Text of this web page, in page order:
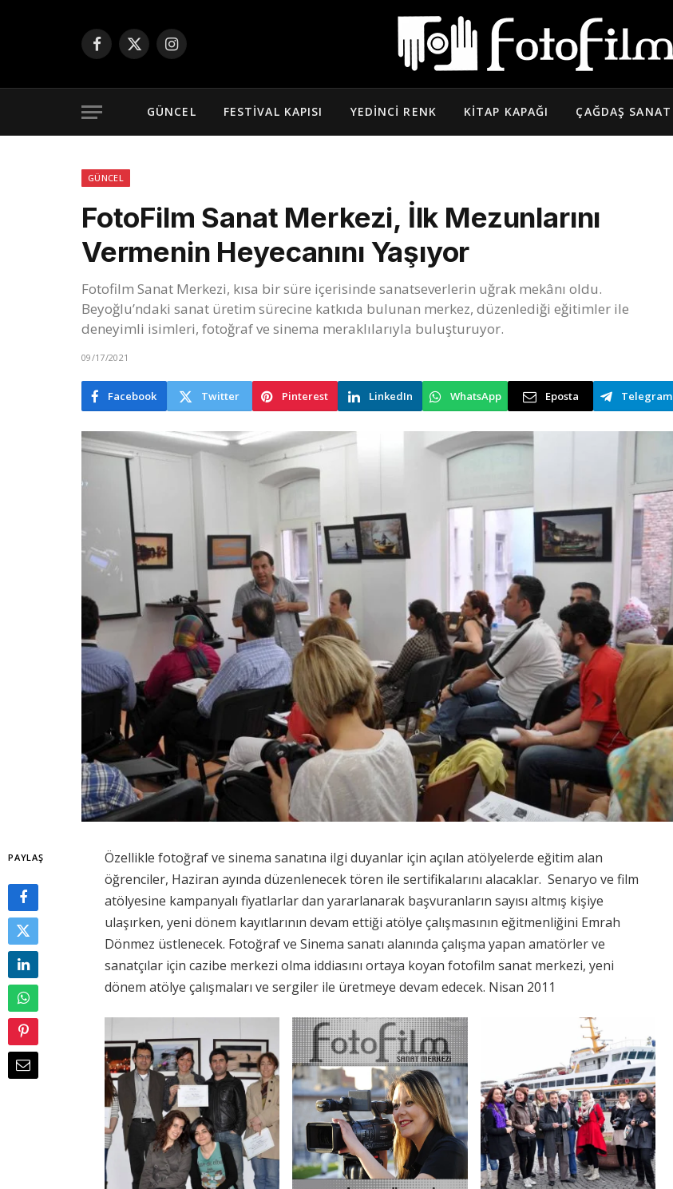
Facebook
X
Instagram
GÜNCEL FESTIVAL KAPISI YEDINCI RENK KITAP KAPAĞI ÇAĞDAŞ SANAT
GÜNCEL
FotoFilm Sanat Merkezi, İlk Mezunlarını
Vermenin Heyecanını Yaşıyor
Fotofilm Sanat Merkezi, kısa bir süre içerisinde sanatseverlerin uğrak mekânı oldu.
Beyoğlu’ndaki sanat üretim sürecine katkıda bulunan merkez, düzenlediği eğitimler ile
deneyimli isimleri, fotoğraf ve sinema meraklılarıyla buluşturuyor.
09/17/2021
Facebook Twitter Pinterest LinkedIn WhatsApp Eposta Telegram
PAYLAŞ
Özellikle fotoğraf ve sinema sanatına ilgi duyanlar için açılan atölyelerde eğitim alan
öğrenciler, Haziran ayında düzenlenecek tören ile sertifikalarını alacaklar. Senaryo ve film
atölyesine kampanyalı fiyatlarlar dan yararlanarak başvuranların sayısı altmış kişiye
ulaşırken, yeni dönem kayıtlarının devam ettiği atölye çalışmasının eğitmenliğini Emrah
Dönmez üstlenecek. Fotoğraf ve Sinema sanatı alanında çalışma yapan amatörler ve
sanatçılar için cazibe merkezi olma iddiasını ortaya koyan fotofilm sanat merkezi, yeni
dönem atölye çalışmaları ve sergiler ile üretmeye devam edecek. Nisan 2011